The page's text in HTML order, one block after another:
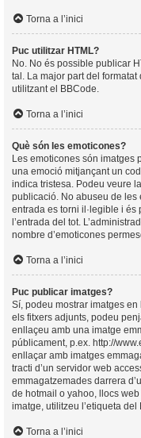
Torna a l’inici
Puc utilitzar HTML?
No. No és possible publicar
tal. La major part del
utilitzant el BBCode.
Torna a l’inici
Què són les emoticones?
Les emoticones són imatges
una emoció mitjançant un
indica tristesa. Podeu veure
publicació. No abuseu de les
entrada es torni il·legible i
l’entrada del tot.
nombre d’emoticones
Torna a l’inici
Puc publicar imatges?
Sí, podeu mostrar imatges
els fitxers adjunts, podeu
enllaçeu amb una imatge
públicament, p.ex. http://
enllaçar amb imatges
tracti d’un servidor web
emmagatzemades darrera
de hotmail o yahoo, llocs
imatge, utilitzeu l’etiqueta del
Torna a l’inici